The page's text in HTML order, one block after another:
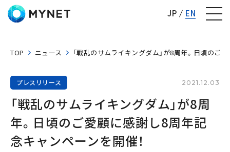
JP EN
TOP ニュース 「戦乱のサムライキングダム」が8周年。日頃のご
プレスリリース 2021.12.03
「戦乱のサムライキングダム」が8周
年。日頃のご愛顧に感謝し8周年記
念キャンペーンを開催！